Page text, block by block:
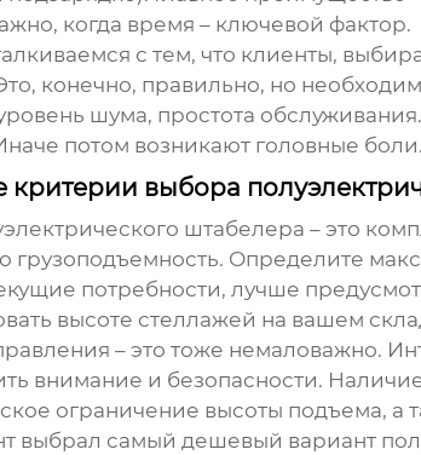
когда время – ключевой фактор.
с тем, что клиенты,
конечно, правильно, но
шума, простота
потом возникают головные боли.
выбора
штабелера – это
грузоподъемность. Определите
потребности, лучше
высоте стеллажей на вашем
– это тоже немаловажно.
внимание и безопасности.
ограничение высоты подъема, а
выбрал самый дешевый вариант